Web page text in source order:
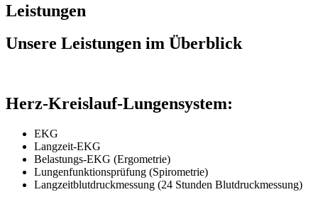
Leistungen
Unsere Leistungen im Überblick
Herz-Kreislauf-Lungensystem:
EKG
Langzeit-EKG
Belastungs-EKG (Ergometrie)
Lungenfunktionsprüfung (Spirometrie)
Langzeitblutdruckmessung (24 Stunden Blutdruckmessung)